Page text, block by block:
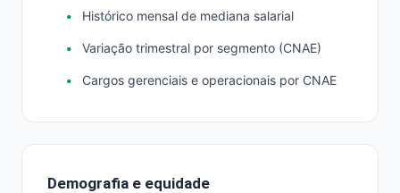
Histórico mensal de mediana salarial
Variação trimestral por segmento (CNAE)
Cargos gerenciais e operacionais por CNAE
Demografia e equidade